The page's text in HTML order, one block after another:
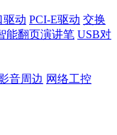
驱动 PCI-E驱动 交换
能翻页演讲笔 USB对
音周边 网络工控